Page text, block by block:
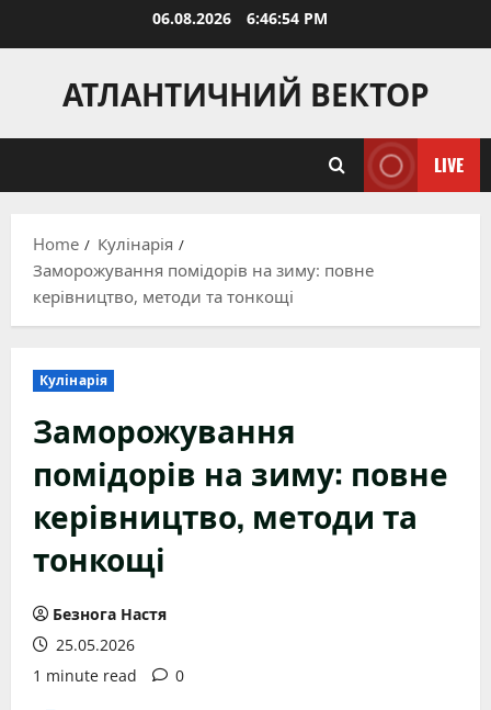
06.08.2026 6:46:55 PM
АТЛАНТИЧНИЙ ВЕКТОР
LIVE
Home
Кулінарія
Заморожування помідорів на зиму: повне
керівництво, методи та тонкощі
Кулінарія
Заморожування
помідорів на зиму: повне
керівництво, методи та
тонкощі
Безнога Настя
25.05.2026
1 minute read
0